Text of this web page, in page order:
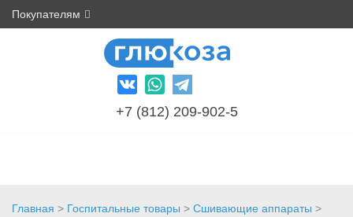
Покупателям
+7 (812) 209-902-5
Главная > Госпитальные товары > Сшивающие аппараты >